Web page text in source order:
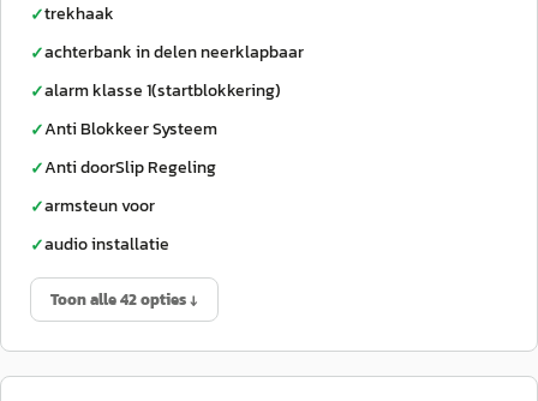
✓trekhaak
✓achterbank in delen neerklapbaar
✓alarm klasse 1(startblokkering)
✓Anti Blokkeer Systeem
✓Anti doorSlip Regeling
✓armsteun voor
✓audio installatie
Toon alle 42 opties ↓